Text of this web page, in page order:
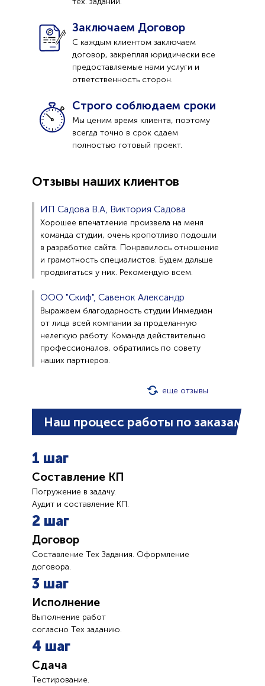
Заключаем Договор
С каждым клиентом заключаем
договор, закрепляя юридически все
предоставляемые нами услуги и
ответственность сторон.
Строго соблюдаем сроки
Мы ценим время клиента, поэтому
всегда точно в срок сдаем
полностью готовый проект.
Отзывы наших клиентов
ИП Садова В.А, Виктория Садова
Хорошее впечатление произвела на меня
команда студии, очень кропотливо подошли
в разработке сайта. Понравилось отношение
и грамотность специалистов. Будем дальше
продвигаться у них. Рекомендую всем.
ООО "Скиф", Савенок Александр
Выражаем благодарность студии Инмедиан
от лица всей компании за проделанную
нелегкую работу. Команда действительно
профессионалов, обратились по совету
наших партнеров.
еще отзывы
Наш процесс работы по заказам
1 шаг
Составление КП
Погружение в задачу.
Аудит и составление КП.
2 шаг
Договор
Составление Тех Задания. Оформление
договора.
3 шаг
Исполнение
Выполнение работ
согласно Тех заданию.
4 шаг
Сдача
Тестирование.